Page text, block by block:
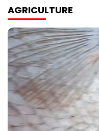
AGRICULTURE